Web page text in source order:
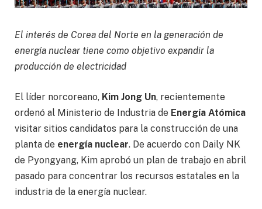
El interés de Corea del Norte en la generación de
energía nuclear tiene como objetivo expandir la
producción de electricidad
El líder norcoreano, Kim Jong Un, recientemente
ordenó al Ministerio de Industria de Energía Atómica
visitar sitios candidatos para la construcción de una
planta de energía nuclear. De acuerdo con Daily NK
de Pyongyang, Kim aprobó un plan de trabajo en abril
pasado para concentrar los recursos estatales en la
industria de la energía nuclear.